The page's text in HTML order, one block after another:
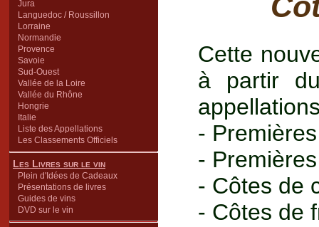
Jura
Languedoc / Roussillon
Lorraine
Normandie
Provence
Savoie
Sud-Ouest
Vallée de la Loire
Vallée du Rhône
Hongrie
Italie
Liste des Appellations
Les Classements Officiels
Les Livres sur le vin
Plein d'Idées de Cadeaux
Présentations de livres
Guides de vins
DVD sur le vin
Cette
à partir
-
-
- Côtes de
- Côtes de